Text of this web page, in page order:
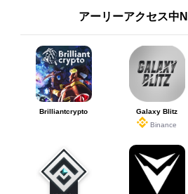
アーリーアクセス中
Brilliantcrypto
Galaxy Blitz
Binance